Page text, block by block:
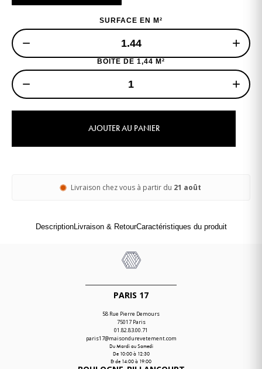
SURFACE EN M²
− +
BOITE DE 1,44 M²
− +
AJOUTER AU PANIER
Livraison chez vous à partir du 21 août
DescriptionLivraison & RetourCaractéristiques du produit
PARIS 17
58 Rue Pierre Demours
75017 Paris
01.82.83.00.71
paris17@maisondurevetement.com
Du Mardi au Samedi
De 10:00 à 12:30
Et de 14:00 à 19:00